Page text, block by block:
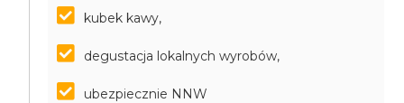
kubek kawy,
degustacja lokalnych wyrobów,
ubezpiecznie NNW